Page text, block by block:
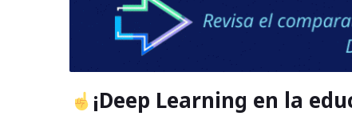
¡Deep Learning en la